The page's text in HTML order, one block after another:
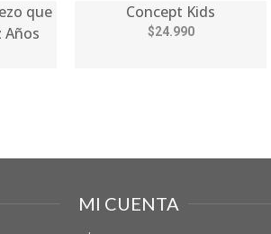
que
Años
Concept Kids
$24.990
MI CUENTA